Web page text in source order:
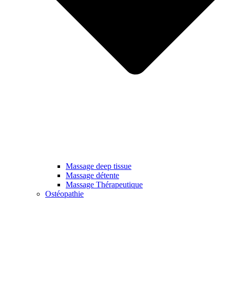
Massage deep tissue
Massage détente
Massage Thérapeutique
Ostéopathie